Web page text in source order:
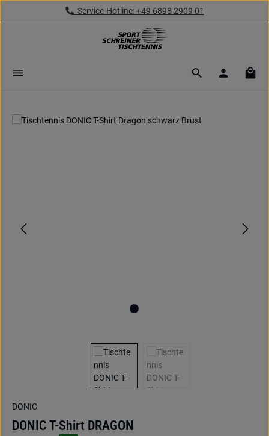
Zum Hauptinhalt springenService-Hotline: +49 6898 2909 01
Bildergalerie überspringen
DONIC
DONIC T-Shirt DRAGON